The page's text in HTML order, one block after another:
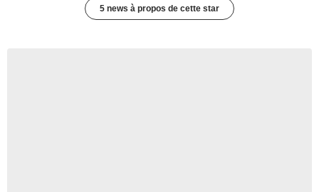
5 news à propos de cette star